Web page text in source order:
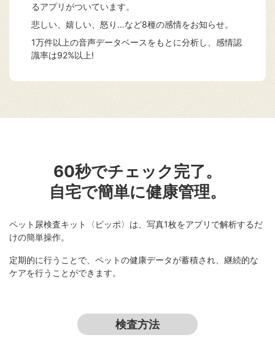
るアプリがついています。
悲しい、嬉しい、怒り…など8種の感情をお知らせ。
1万件以上の音声データベースをもとに分析し、感情認
識率は92%以上!
60秒でチェック完了。
自宅で簡単に健康管理。
ペット尿検査キット〈ピッポ〉は、写真1枚をアプリで解析するだ
けの簡単操作。
定期的に行うことで、ペットの健康データが蓄積され、継続的な
ケアを行うことができます。
検査方法